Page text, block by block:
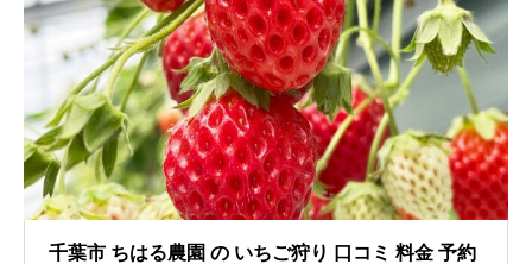
千葉市 ちはる農園 の いちご狩り 口コミ 料金 予約